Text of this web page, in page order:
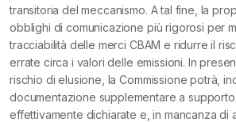
transitoria del meccanismo. A tal fine, la
obblighi di comunicazione più rigorosi per
tracciabilità delle merci CBAM e ridurre il
errate circa i valori delle emissioni. In
rischio di elusione, la Commissione potrà,
documentazione supplementare a
effettivamente dichiarate e, in mancanza di